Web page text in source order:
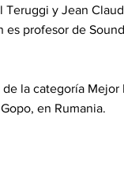
y Jean
profesor de
la categoría
en Rumania.